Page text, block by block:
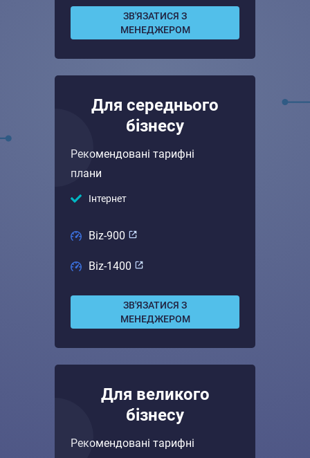
ЗВ'ЯЗАТИСЯ З
МЕНЕДЖЕРОМ
Для середнього
бізнесу
Рекомендовані тарифні
плани
Інтернет
Biz-900
Biz-1400
ЗВ'ЯЗАТИСЯ З
МЕНЕДЖЕРОМ
Для великого
бізнесу
Рекомендовані тарифні